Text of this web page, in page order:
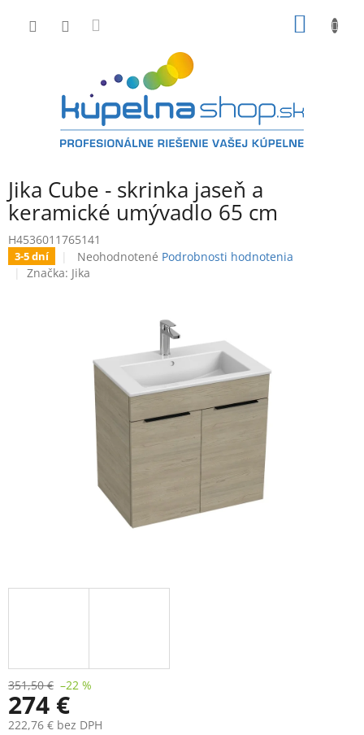
Jika Cube - skrinka jaseň a
keramické umývadlo 65 cm
H4536011765141
3-5 dní
Priemerné
hodnotenie
hviezdičiek.
Neohodnotené Podrobnosti hodnotenia
Značka: Jika
351,50 € –22 %
274 €
222,76 € bez DPH